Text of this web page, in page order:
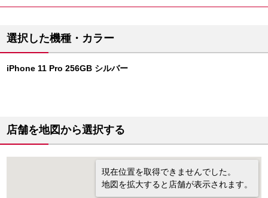
選択した機種・カラー
iPhone 11 Pro 256GB シルバー
店舗を地図から選択する
現在位置を取得できませんでした。
地図を拡大すると店舗が表示されます。